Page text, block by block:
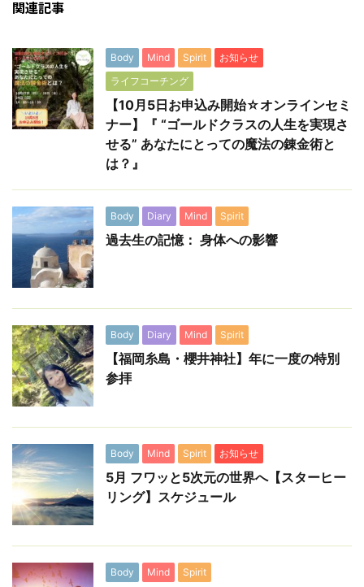
関連記事
Body Mind Spirit
お知らせ
ライフコーチング
【10月5日お申込み開始☆オンラインセミ
ナー】『 “ゴールドクラスの人生を実現さ
せる” あなたにとっての魔法の錬金術と
は？』
Body Diary Mind Spirit
過去生の記憶： 身体への影響
Body Diary Mind Spirit
【福岡糸島・櫻井神社】年に一度の特別
参拝
Body Mind Spirit お知らせ
5月 フワッと5次元の世界へ【スターヒー
リング】スケジュール
Body Mind Spirit